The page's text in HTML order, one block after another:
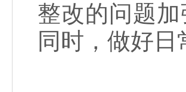
整改的问题
同时，做好